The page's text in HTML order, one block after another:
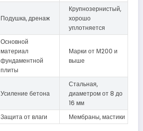
Подушка, дренаж
Крупнозернистый,
хорошо
уплотняется
Основной
материал
фундаментной
плиты
Марки от М200 и
выше
Усиление бетона
Стальная,
диаметром от 8 до
16 мм
Защита от влаги Мембраны, мастики